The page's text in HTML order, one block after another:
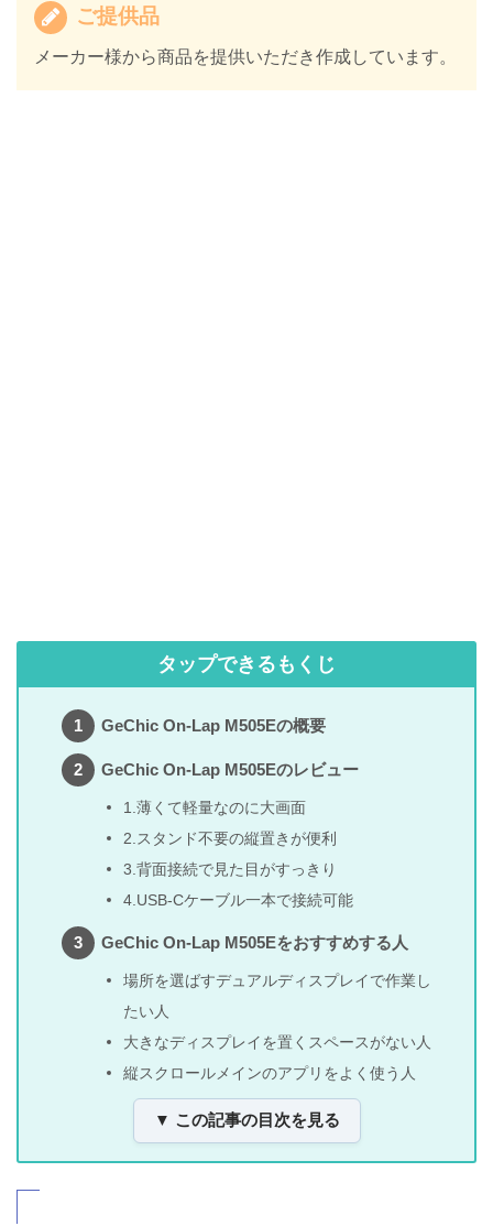
ご提供品
メーカー様から商品を提供いただき作成しています。
タップできるもくじ
GeChic On-Lap M505Eの概要
GeChic On-Lap M505Eのレビュー
1.薄くて軽量なのに大画面
2.スタンド不要の縦置きが便利
3.背面接続で見た目がすっきり
4.USB-Cケーブル一本で接続可能
GeChic On-Lap M505Eをおすすめする人
場所を選ばすデュアルディスプレイで作業し
たい人
大きなディスプレイを置くスペースがない人
縦スクロールメインのアプリをよく使う人
▼ この記事の目次を見る